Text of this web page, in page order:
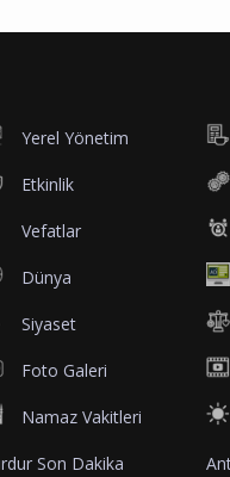
Yerel Yönetim
Etkinlik
Vefatlar
Dünya
Siyaset
Foto Galeri
Namaz Vakitleri
Son Dakika